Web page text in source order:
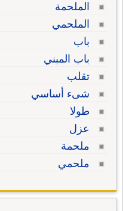
الملحمة
الملحمي
باب
باب المبني
تقلب
شىء أساسي
طولا
عزل
ملحمة
ملحمي